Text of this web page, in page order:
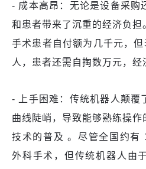
- 成本高昂：无论是设备采购
和患者带来了沉重的经济负
手术患者自付额为几千元，但
人，患者还需自掏数万元，经
- 上手困难：传统机器人颠覆
曲线陡峭，导致能够熟练操作
技术的普及 。尽管全国约有
外科手术，但传统机器人由